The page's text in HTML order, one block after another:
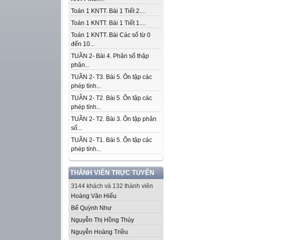
Toán 1 KNTT. Bài 1 Tiết 2....
Toán 1 KNTT. Bài 1 Tiết 1....
Toán 1 KNTT. Bài Các số từ 0
đến 10...
TUẦN 2- Bài 4. Phân số thập
phân...
TUẦN 2- T3. Bài 5. Ôn tập các
phép tính...
TUẦN 2- T2. Bài 5. Ôn tập các
phép tính...
TUẦN 2- T2. Bài 3. Ôn tập phân
số...
TUẦN 2- T1. Bài 5. Ôn tập các
phép tính...
THÀNH VIÊN TRỰC TUYẾN
3144 khách và 132 thành viên
Hoàng Văn Hiếu
Bế Quỳnh Như
Nguyễn Thị Hồng Thúy
Nguyễn Hoàng Triều